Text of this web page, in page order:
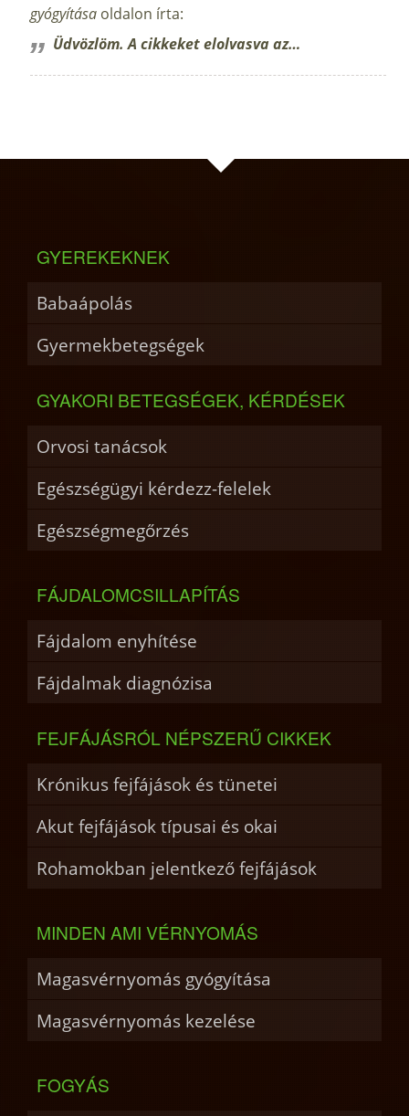
gyógyítása oldalon írta:
Üdvözlöm. A cikkeket elolvasva az…
GYEREKEKNEK
Babaápolás
Gyermekbetegségek
GYAKORI BETEGSÉGEK, KÉRDÉSEK
Orvosi tanácsok
Egészségügyi kérdezz-felelek
Egészségmegőrzés
FÁJDALOMCSILLAPÍTÁS
Fájdalom enyhítése
Fájdalmak diagnózisa
FEJFÁJÁSRÓL NÉPSZERŰ CIKKEK
Krónikus fejfájások és tünetei
Akut fejfájások típusai és okai
Rohamokban jelentkező fejfájások
MINDEN AMI VÉRNYOMÁS
Magasvérnyomás gyógyítása
Magasvérnyomás kezelése
FOGYÁS